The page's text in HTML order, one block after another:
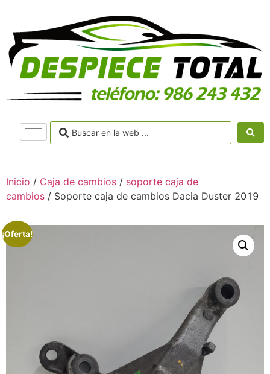
Inicio / Caja de cambios / soporte caja de
cambios / Soporte caja de cambios Dacia Duster 2019
¡Oferta!